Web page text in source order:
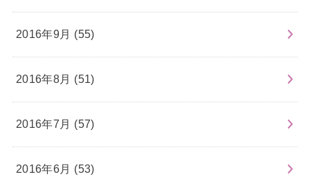
2016年9月 (55)
2016年8月 (51)
2016年7月 (57)
2016年6月 (53)